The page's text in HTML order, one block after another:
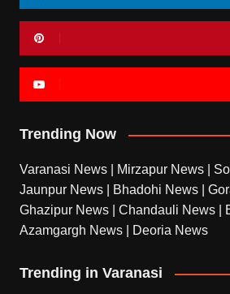
Trending Now
Varanasi News Mirzapur News
Jaunpur News
Bhadohi News
Ghazipur News
Chandauli News
Azamgargh News
Deoria News
Trending in Varanasi